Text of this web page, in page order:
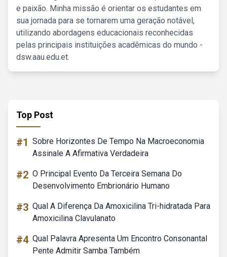
e paixão. Minha missão é orientar os estudantes em
sua jornada para se tornarem uma geração notável,
utilizando abordagens educacionais reconhecidas
pelas principais instituições acadêmicas do mundo -
dsw.aau.edu.et.
Top Post
#1 Sobre Horizontes De Tempo Na Macroeconomia
Assinale A Afirmativa Verdadeira
#2 O Principal Evento Da Terceira Semana Do
Desenvolvimento Embrionário Humano
#3 Qual A Diferença Da Amoxicilina Tri-hidratada Para
Amoxicilina Clavulanato
#4 Qual Palavra Apresenta Um Encontro Consonantal
Pente Admitir Samba Também